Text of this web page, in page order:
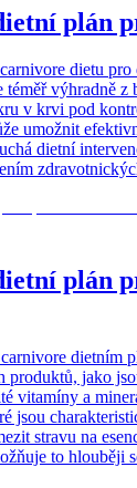
plán
dietu
téměř výhradně
v krvi pod
umožnit
dietní
plán
dietním
produktů, jako
vitamíny a
jsou
stravu na
to hlouběji